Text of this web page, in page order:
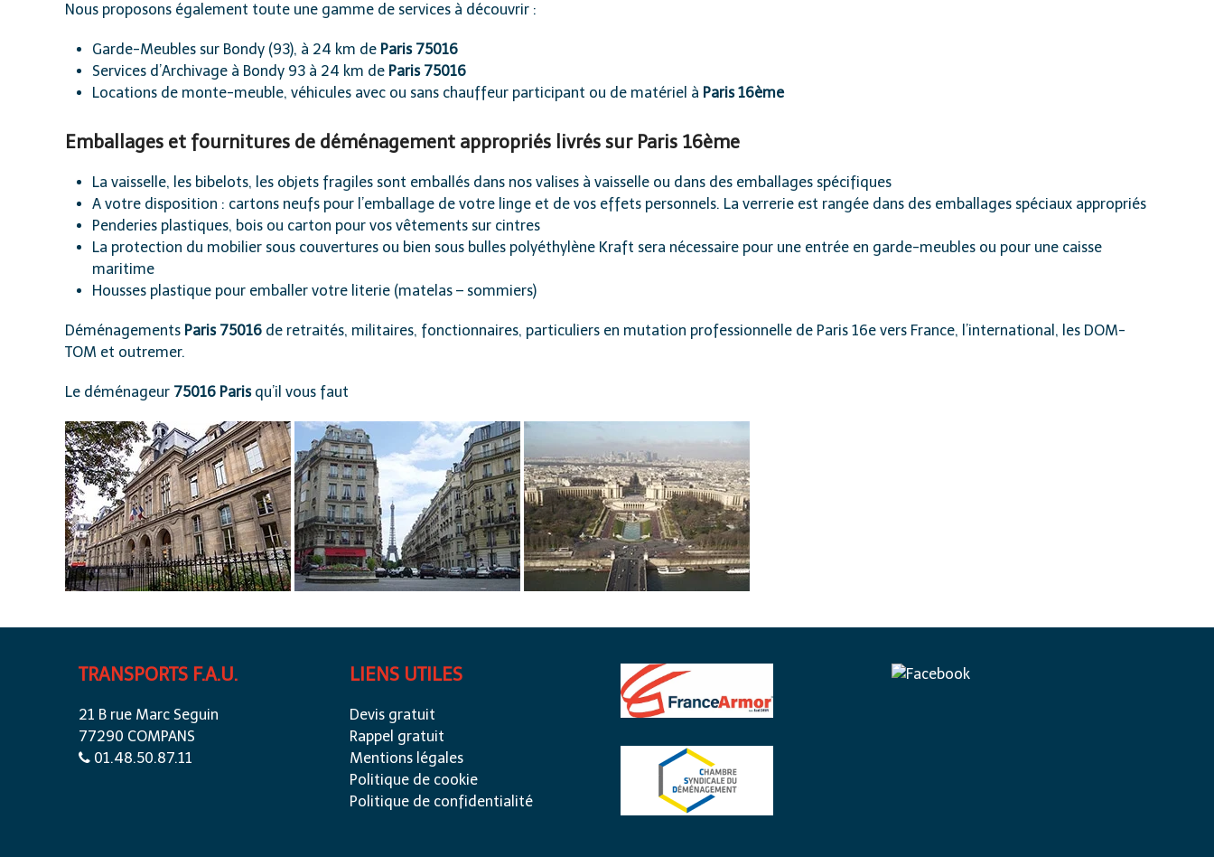
Nous proposons également toute une gamme de services à découvrir :
Garde-Meubles sur Bondy (93), à 24 km de Paris 75016
Services d’Archivage à Bondy 93 à 24 km de Paris 75016
Locations de monte-meuble, véhicules avec ou sans chauffeur participant ou de matériel à Paris 16ème
Emballages et fournitures de déménagement appropriés livrés sur Paris 16ème
La vaisselle, les bibelots, les objets fragiles sont emballés dans nos valises à vaisselle ou dans des emballages spécifiques
A votre disposition : cartons neufs pour l’emballage de votre linge et de vos effets personnels. La verrerie est rangée dans des emballages spéciaux appropriés
Penderies plastiques, bois ou carton pour vos vêtements sur cintres
La protection du mobilier sous couvertures ou bien sous bulles polyéthylène Kraft sera nécessaire pour une entrée en garde-meubles ou pour une caisse
maritime
Housses plastique pour emballer votre literie (matelas – sommiers)
Déménagements Paris 75016 de retraités, militaires, fonctionnaires, particuliers en mutation professionnelle de Paris 16e vers France, l’international, les DOM-
TOM et outremer.
Le déménageur 75016 Parisqu’il vous faut
TRANSPORTS F.A.U.
21 B rue Marc Seguin
77290 COMPANS
01.48.50.87.11
LIENS UTILES
Devis gratuit
Rappel gratuit
Mentions légales
Politique de cookie
Politique de confidentialité